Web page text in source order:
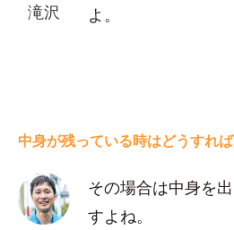
滝沢
よ。
中身が残っている時はどうすれ
その場合は中身を
すよね。